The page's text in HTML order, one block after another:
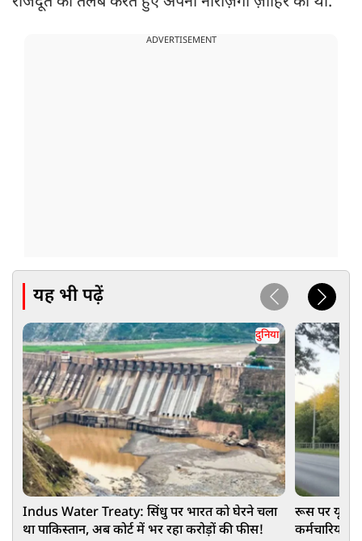
ADVERTISEMENT
यह भी पढ़ें
दुनिया
Indus Water Treaty: सिंधु पर भारत को घेरने चला
था पाकिस्तान, अब कोर्ट में भर रहा करोड़ों की फीस!
रूस पर यूक्रेन
कर्मचारियों